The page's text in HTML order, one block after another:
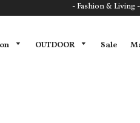
- Fashion & Living
OUTDOOR Sale